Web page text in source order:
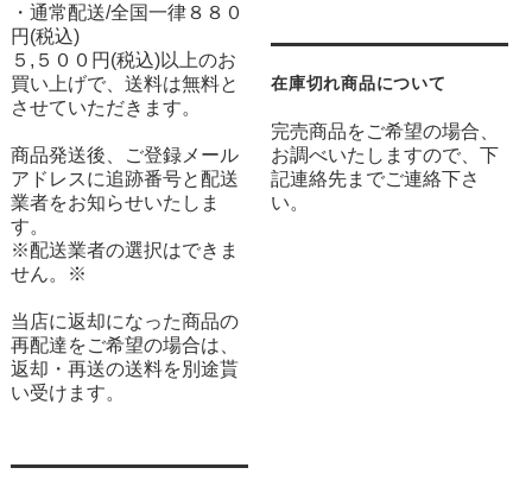
・通常配送/全国一律８８０
円(税込)
５,５００円(税込)以上のお
買い上げで、送料は無料と
させていただきます。
商品発送後、ご登録メール
アドレスに追跡番号と配送
業者をお知らせいたしま
す。
※配送業者の選択はできま
せん。※
当店に返却になった商品の
再配達をご希望の場合は、
返却・再送の送料を別途貰
い受けます。
在庫切れ商品について
完売商品をご希望の場合、
お調べいたしますので、下
記連絡先までご連絡下さ
い。